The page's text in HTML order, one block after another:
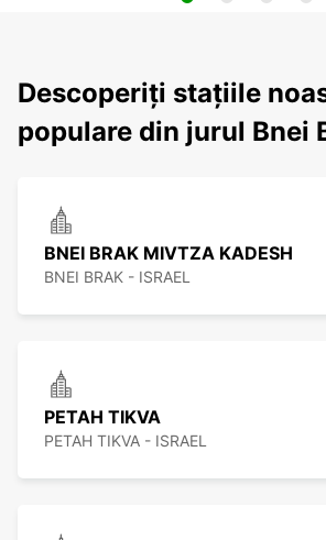
Descoperiți stațiile
populare din jurul Bnei
BNEI BRAK MIVTZA KADESH
BNEI BRAK - ISRAEL
PETAH TIKVA
PETAH TIKVA - ISRAEL